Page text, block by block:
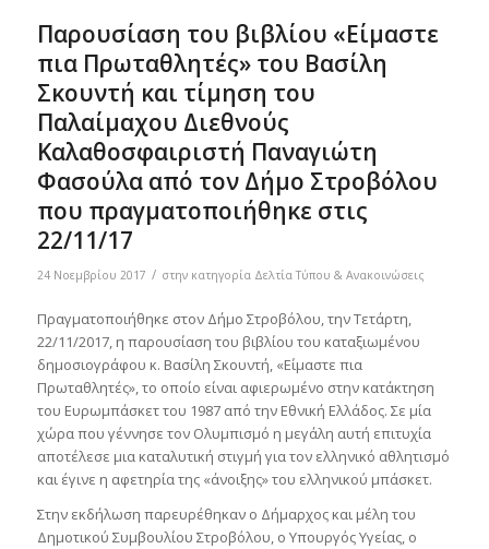
Παρουσίαση του βιβλίου «Είμαστε
πια Πρωταθλητές» του Βασίλη
Σκουντή και τίμηση του
Παλαίμαχου Διεθνούς
Καλαθοσφαιριστή Παναγιώτη
Φασούλα από τον Δήμο Στροβόλου
που πραγματοποιήθηκε στις
22/11/17
24 Νοεμβρίου 2017 / στην κατηγορία Δελτία Τύπου & Ανακοινώσεις
Πραγματοποιήθηκε στον Δήμο Στροβόλου, την Τετάρτη,
22/11/2017, η παρουσίαση του βιβλίου του καταξιωμένου
δημοσιογράφου κ. Βασίλη Σκουντή, «Είμαστε πια
Πρωταθλητές», το οποίο είναι αφιερωμένο στην κατάκτηση
του Ευρωμπάσκετ του 1987 από την Εθνική Ελλάδος. Σε μία
χώρα που γέννησε τον Ολυμπισμό η μεγάλη αυτή επιτυχία
αποτέλεσε μια καταλυτική στιγμή για τον ελληνικό αθλητισμό
και έγινε η αφετηρία της «άνοιξης» του ελληνικού μπάσκετ.
Στην εκδήλωση παρευρέθηκαν ο Δήμαρχος και μέλη του
Δημοτικού Συμβουλίου Στροβόλου, ο Υπουργός Υγείας, ο